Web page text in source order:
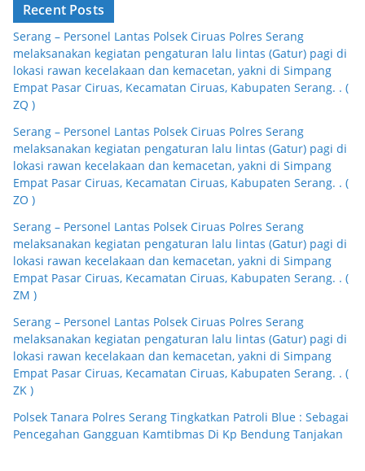
Recent Posts
Serang – Personel Lantas Polsek Ciruas Polres Serang
melaksanakan kegiatan pengaturan lalu lintas (Gatur) pagi di
lokasi rawan kecelakaan dan kemacetan, yakni di Simpang
Empat Pasar Ciruas, Kecamatan Ciruas, Kabupaten Serang. . (
ZQ )
Serang – Personel Lantas Polsek Ciruas Polres Serang
melaksanakan kegiatan pengaturan lalu lintas (Gatur) pagi di
lokasi rawan kecelakaan dan kemacetan, yakni di Simpang
Empat Pasar Ciruas, Kecamatan Ciruas, Kabupaten Serang. . (
ZO )
Serang – Personel Lantas Polsek Ciruas Polres Serang
melaksanakan kegiatan pengaturan lalu lintas (Gatur) pagi di
lokasi rawan kecelakaan dan kemacetan, yakni di Simpang
Empat Pasar Ciruas, Kecamatan Ciruas, Kabupaten Serang. . (
ZM )
Serang – Personel Lantas Polsek Ciruas Polres Serang
melaksanakan kegiatan pengaturan lalu lintas (Gatur) pagi di
lokasi rawan kecelakaan dan kemacetan, yakni di Simpang
Empat Pasar Ciruas, Kecamatan Ciruas, Kabupaten Serang. . (
ZK )
Polsek Tanara Polres Serang Tingkatkan Patroli Blue : Sebagai
Pencegahan Gangguan Kamtibmas Di Kp Bendung Tanjakan